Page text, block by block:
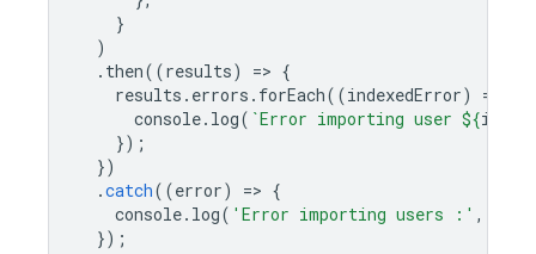
}
)
. then((results) => {
results . errors . forEach((indexedError) =
console. log( `Error importing user ${
});
})
.catch((error) => {
console. log( 'Error importing users :' ,
});